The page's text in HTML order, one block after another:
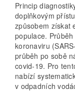
Princip
doplňkovým
způsobem získat
populace.
koronaviru
průběh po sobě
covid-19. Pro
nabízí
v odpadních